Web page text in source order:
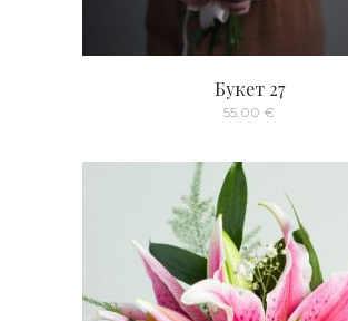
Букет 27
55,00 €